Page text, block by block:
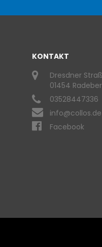
KONTAKT
Dresdner
01454
03528447336
info@collos.de
Facebook